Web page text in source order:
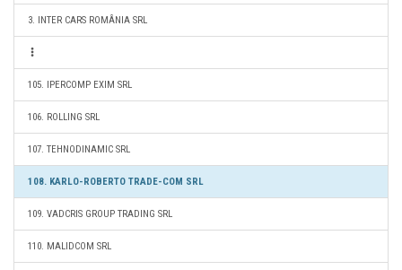
3. INTER CARS ROMÂNIA SRL
105. IPERCOMP EXIM SRL
106. ROLLING SRL
107. TEHNODINAMIC SRL
108. KARLO-ROBERTO TRADE-COM SRL
109. VADCRIS GROUP TRADING SRL
110. MALIDCOM SRL